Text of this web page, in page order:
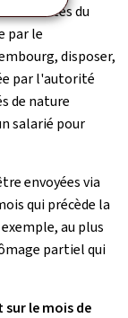
d'activités du
par le
disposer,
par l'autorité
de nature
salarié pour
envoyées via
qui précède la
au plus
partiel qui
le mois de